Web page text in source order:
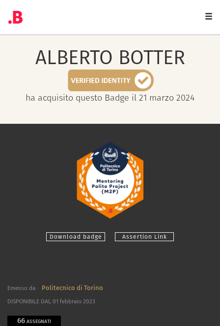
ALBERTO BOTTER
ha acquisito questo Badge il 21 marzo 2024
Download badge Assertion Link
Emesso da Politecnico di Torino
DISPONIBILE DAL 01 febbraio 2023
66 ASSEGNATI